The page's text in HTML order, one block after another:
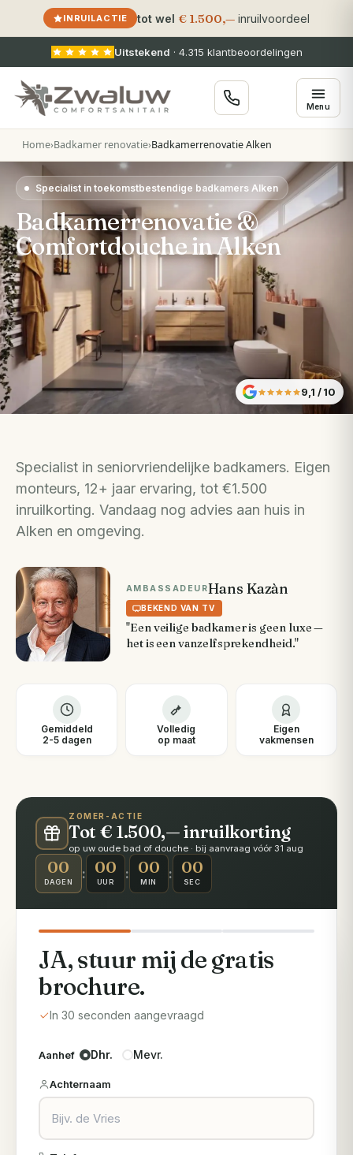
INRUILACTIE tot wel € 1.500,— inruilvoordeel
Uitstekend · 4.315 klantbeoordelingen
Menu
Home›Badkamer renovatie›Badkamerrenovatie Alken
Specialist in toekomstbestendige badkamers Alken
Badkamerrenovatie &
Comfortdouche in Alken
9,1 / 10
Specialist in seniorvriendelijke badkamers. Eigen
monteurs, 12+ jaar ervaring, tot €1.500
inruilkorting. Vandaag nog advies aan huis in
Alken en omgeving.
AMBASSADEURHans Kazàn
BEKEND VAN TV
"Een veilige badkamer is geen luxe —
het is een vanzelfsprekendheid."
Gemiddeld
2-5 dagen
Volledig
op maat
Eigen
vakmensen
ZOMER-ACTIE
Tot € 1.500,— inruilkorting
op uw oude bad of douche · bij aanvraag vóór 31 aug
00
DAGEN
: 00
UUR
: 00
MIN
: 00
SEC
JA, stuur mij de gratis
brochure.
In 30 seconden aangevraagd
Aanhef Dhr. Mevr.
Achternaam